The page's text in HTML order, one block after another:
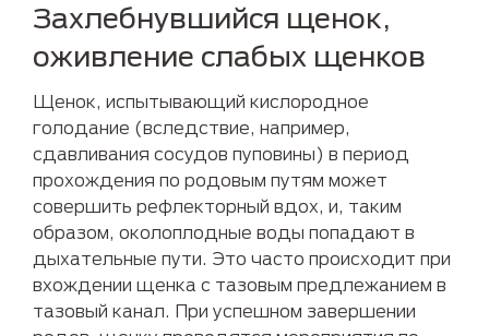
Захлебнувшийся щенок,
оживление слабых щенков
Щенок, испытывающий кислородное
голодание (вследствие, например,
сдавливания сосудов пуповины) в период
прохождения по родовым путям может
совершить рефлекторный вдох, и, таким
образом, околоплодные воды попадают в
дыхательные пути. Это часто происходит при
вхождении щенка с тазовым предлежанием в
тазовый канал. При успешном завершении